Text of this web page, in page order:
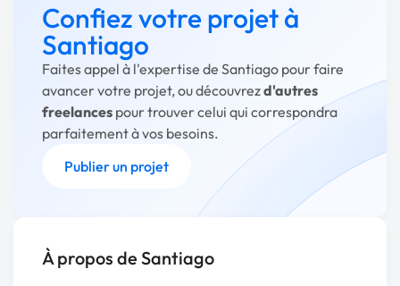
Confiez votre projet à
Santiago
Faites appel à l'expertise de Santiago pour faire
avancer votre projet, ou découvrezd'autres
freelances pour trouver celui qui correspondra
parfaitement à vos besoins.
Publier un projet
À propos de Santiago